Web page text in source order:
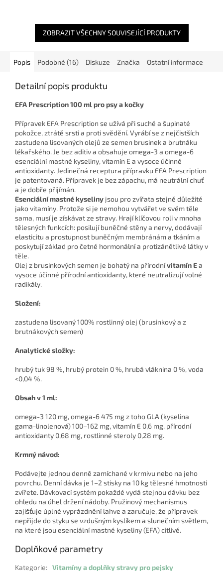
vstřebatelné formě...
doplněk...
ZOBRAZIT VŠECHNY SOUVISEJÍCÍ PRODUKTY
Popis Podobné (16) Diskuze Značka Ostatní informace
Detailní popis produktu
EFA Prescription 100 ml pro psy a kočky
Přípravek EFA Prescription se užívá při suché a šupinaté
pokožce, ztrátě srsti a proti svědění. Vyrábí se z nejčistších
zastudena lisovaných olejů ze semen brusinek a brutnáku
lékařského. Je bez aditiv a obsahuje omega-3 a omega-6
esenciální mastné kyseliny, vitamín E a vysoce účinné
antioxidanty. Jedinečná receptura přípravku EFA Prescription
je patentovaná. Přípravek je bez zápachu, má neutrální chuť
a je dobře přijímán.
Esenciální mastné kyseliny jsou pro zvířata stejně důležité
jako vitamíny. Protože si je nemohou vytvářet ve svém těle
sama, musí je získávat ze stravy. Hrají klíčovou roli v mnoha
tělesných funkcích: posilují buněčné stěny a nervy, dodávají
elasticitu a prostupnost buněčným membránám a tkáním a
poskytují základ pro četné hormonální a protizánětlivé látky v
těle.
Olej z brusinkových semen je bohatý na přírodnívitamín Ea
vysoce účinné přírodní antioxidanty, které neutralizují volné
radikály.
Složení:
zastudena lisovaný 100% rostlinný olej (brusinkový a z
brutnákových semen)
Analytické složky:
hrubý tuk 98 %, hrubý protein 0 %, hrubá vláknina 0 %, voda
<0,04 %.
Obsah v 1 ml:
omega-3 120 mg, omega-6 475 mg z toho GLA (kyselina
gama-linolenová) 100–162 mg, vitamín E 0,6 mg, přírodní
antioxidanty 0,68 mg, rostlinné steroly 0,28 mg.
Krmný návod:
Podávejte jednou denně zamíchané v krmivu nebo na jeho
povrchu. Denní dávka je 1–2 stisky na 10 kg tělesné hmotnosti
zvířete. Dávkovací systém pokaždé vydá stejnou dávku bez
ohledu na úhel držení nádoby. Pružinový mechanismus
zajišťuje úplné vyprázdnění lahve a zaručuje, že přípravek
nepřijde do styku se vzdušným kyslíkem a slunečním světlem,
na které jsou esenciální mastné kyseliny (EFA) citlivé.
Doplňkové parametry
Kategorie: Vitamíny a doplňky stravy pro pejsky